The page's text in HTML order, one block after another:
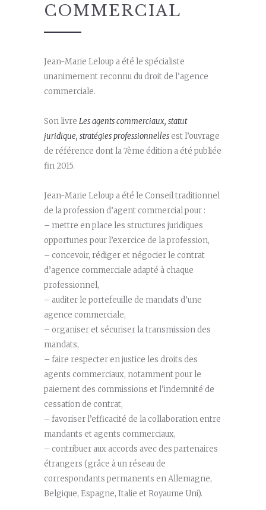
COMMERCIAL
Jean-Marie Leloup a été le spécialiste
unanimement reconnu du droit de l’agence
commerciale.
Son livre Les agents commerciaux, statut
juridique, stratégies professionnelles est l’ouvrage
de référence dont la 7ème édition a été publiée
fin 2015.
Jean-Marie Leloup a été le Conseil traditionnel
de la profession d’agent commercial pour :
– mettre en place les structures juridiques
opportunes pour l’exercice de la profession,
– concevoir, rédiger et négocier le contrat
d’agence commerciale adapté à chaque
professionnel,
– auditer le portefeuille de mandats d’une
agence commerciale,
– organiser et sécuriser la transmission des
mandats,
– faire respecter en justice les droits des
agents commerciaux, notamment pour le
paiement des commissions et l’indemnité de
cessation de contrat,
– favoriser l’efficacité de la collaboration entre
mandants et agents commerciaux,
– contribuer aux accords avec des partenaires
étrangers (grâce à un réseau de
correspondants permanents en Allemagne,
Belgique, Espagne, Italie et Royaume Uni).